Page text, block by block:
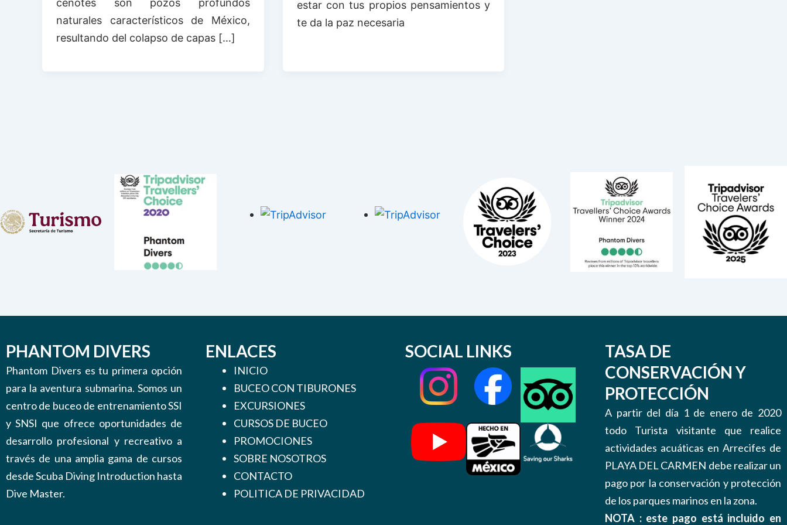
cenotes son pozos profundos
naturales característicos de México,
resultando del colapso de capas […]
estar con tus propios pensamientos y
te da la paz necesaria
PHANTOM DIVERS
Phantom Divers es tu primera opción
para la aventura submarina. Somos un
centro de buceo de entrenamiento SSI
y SNSI que ofrece oportunidades de
desarrollo profesional y recreativo a
través de una amplia gama de cursos
desde Scuba Diving Introduction hasta
Dive Master.
ENLACES
INICIO
BUCEO CON TIBURONES
EXCURSIONES
CURSOS DE BUCEO
PROMOCIONES
SOBRE NOSOTROS
CONTACTO
POLITICA DE PRIVACIDAD
SOCIAL LINKS
TASA DE
CONSERVACIÓN Y
PROTECCIÓN
A partir del día 1 de enero de 2020
todo Turista visitante que realice
actividades acuáticas en Arrecifes de
PLAYA DEL CARMEN debe realizar un
pago por la conservación y protección
de los parques marinos en la zona.
NOTA : este pago está incluido en